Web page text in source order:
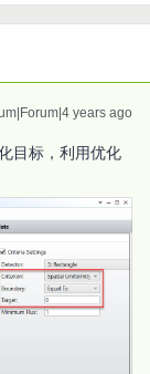
years ago
目标，利用优化